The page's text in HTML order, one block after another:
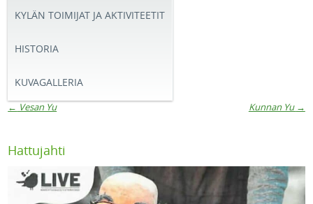
KYLÄN TOIMIJAT JA AKTIVITEETIT
HISTORIA
KUVAGALLERIA
← Vesan Yu Kunnan Yu →
Hattujahti